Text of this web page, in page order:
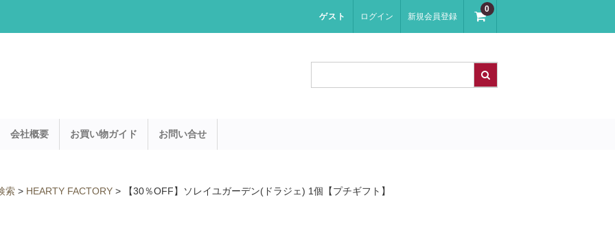
ゲスト ログイン 新規会員登録
0
会社概要 お買い物ガイド お問い合せ
索 > HEARTY FACTORY > 【30％OFF】ソレイユガーデン(ドラジェ) 1個【プチギフト】